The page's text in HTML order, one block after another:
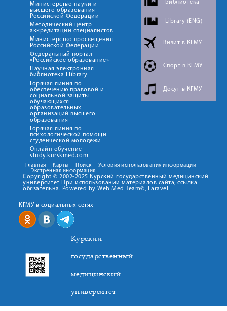
Министерство науки и
высшего образования
Российской Федерации
Методический центр
аккредитации специалистов
Министерство просвещения
Российской Федерации
Федеральный портал
«Российское образование»
Научная электронная
библиотека Elibrary
Горячая линия по
обеспечению правовой и
социальной защиты
обучающихся
образовательных
организаций высшего
образования
Горячая линия по
психологической помощи
студенческой молодежи
Онлайн обучение
study.kurskmed.com
Библиотека
Library (ENG)
Визит в КГМУ
Спорт в КГМУ
Досуг в КГМУ
Главная Карты Поиск
Условия использования информации
Экстренная информация
Copyright © 2002-2025 Курский государственный медицинский
университет При использовании материалов сайта, ссылка
обязательна. Powered by Web Med Team©, Laravel
КГМУ в социальных сетях
Курский
государственный
медицинский
университет